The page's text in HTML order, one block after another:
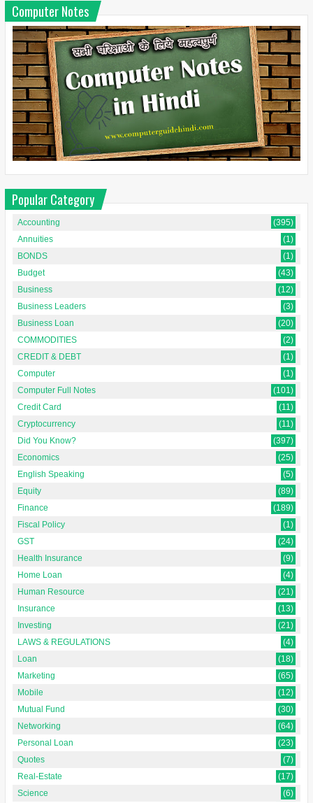
Computer Notes
Popular Category
Accounting
(395)
Annuities
(1)
BONDS
(1)
Budget
(43)
Business
(12)
Business Leaders
(3)
Business Loan
(20)
COMMODITIES
(2)
CREDIT & DEBT
(1)
Computer
(1)
Computer Full Notes
(101)
Credit Card
(11)
Cryptocurrency
(11)
Did You Know?
(397)
Economics
(25)
English Speaking
(5)
Equity
(89)
Finance
(189)
Fiscal Policy
(1)
GST
(24)
Health Insurance
(9)
Home Loan
(4)
Human Resource
(21)
Insurance
(13)
Investing
(21)
LAWS & REGULATIONS
(4)
Loan
(18)
Marketing
(65)
Mobile
(12)
Mutual Fund
(30)
Networking
(64)
Personal Loan
(23)
Quotes
(7)
Real-Estate
(17)
Science
(6)